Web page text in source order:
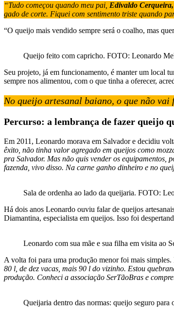
“Tudo começou quando meu pai, Edivaldo Cerqueira,
gado de corte. Fiquei com sentimento triste quando
“O queijo mais vendido sempre será o coalho, mas
Queijo feito com capricho. FOTO: Leonardo
Seu projeto, já em funcionamento, é manter um local
sempre nos alimentou, com o que tinha a oferecer,
No queijo artesanal baiano, o que não vai
Percurso: a lembrança de fazer queijo
Em 2011, Leonardo morava em Salvador e decidiu
êxito, não tinha valor agregado em queijos como
pra Salvador. Mas não quis vender os
fazenda, vivo disso. Na carne ganho dinheiro e no
Sala de ordenha ao lado da queijaria. FOTO:
Há dois anos Leonardo ouviu falar de queijos
Diamantina, especialista em queijos. Isso foi
Leonardo com sua mãe e sua filha em visita ao
A volta foi para uma produção menor foi mais
80 l, de dez vacas, mais 90 l do vizinho. Estou
produção. Conheci a associação SerTãoBras e
Queijaria dentro das normas: queijo seguro